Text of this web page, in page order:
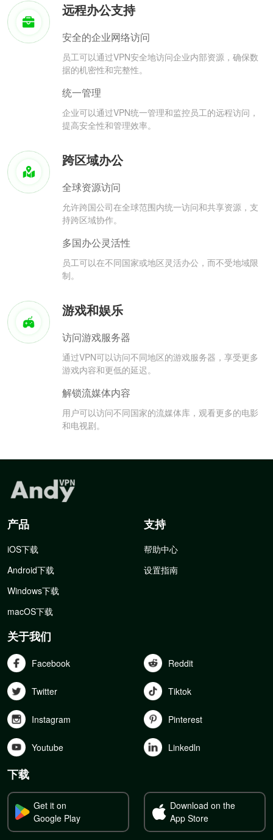
远程办公支持
安全的企业网络访问
员工可以通过VPN安全地访问企业内部资源，确保数
据的机密性和完整性。
统一管理
企业可以通过VPN统一管理和监控员工的远程访问，
提高安全性和管理效率。
跨区域办公
全球资源访问
允许跨国公司在全球范围内统一访问和共享资源，支
持跨区域协作。
多国办公灵活性
员工可以在不同国家或地区灵活办公，而不受地域限
制。
游戏和娱乐
访问游戏服务器
通过VPN可以访问不同地区的游戏服务器，享受更多
游戏内容和更低的延迟。
解锁流媒体内容
用户可以访问不同国家的流媒体库，观看更多的电影
和电视剧。
产品
iOS下载
Android下载
Windows下载
macOS下载
支持
帮助中心
设置指南
关于我们
Facebook Reddit
Twitter Tiktok
Instagram Pinterest
Youtube Linkedln
下载
Get it on
Google Play
Download on the
App Store